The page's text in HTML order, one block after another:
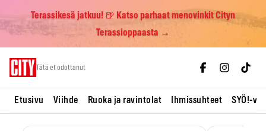
Terassikesä jatkuu! 🍺 Katso parhaat menovinkit Cityn
Terassioppaasta →
Tätä et odottanut
Etusivu Viihde Ruoka ja ravintolat Ihmissuhteet SYÖ!-